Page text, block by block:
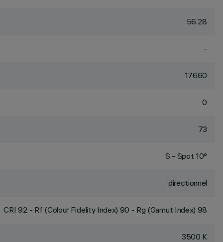
56.28
-
17660
0
73
S - Spot 10°
directionnel
CRI 92 - Rf (Colour Fidelity Index) 90 - Rg (Gamut Index) 98
3500 K